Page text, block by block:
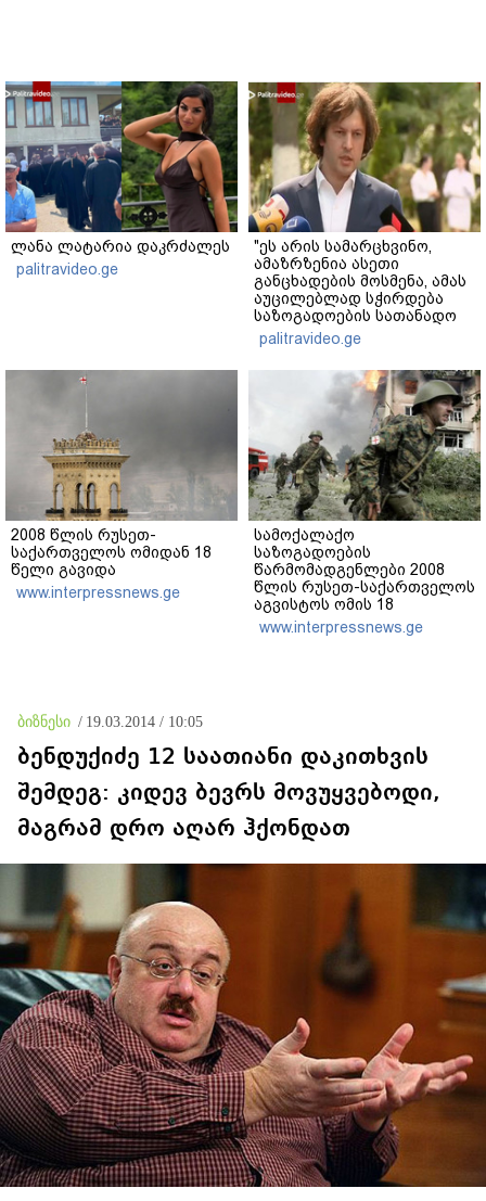
ლანა ლატარია დაკრძალეს
palitravideo.ge
"ეს არის სამარცხვინო,
ამაზრზენია ასეთი
განცხადების მოსმენა, ამას
აუცილებლად სჭირდება
საზოგადოების სათანადო
რეაქცია" - ირაკლი
კობახიძე
palitravideo.ge
2008 წლის რუსეთ-
საქართველოს ომიდან 18
წელი გავიდა
www.interpressnews.ge
სამოქალაქო
საზოგადოების
წარმომადგენლები 2008
წლის რუსეთ-საქართველოს
აგვისტოს ომის 18
წლისთავთან
დაკავშირებით ერთობლივ
www.interpressnews.ge
ბიზნესი / 19.03.2014 / 10:05
ბენდუქიძე 12 საათიანი დაკითხვის
შემდეგ: კიდევ ბევრს მოვუყვებოდი,
მაგრამ დრო აღარ ჰქონდათ